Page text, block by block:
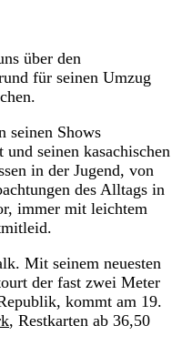
über den
für seinen Umzug
seinen Shows
seinen kasachischen
in der Jugend, von
des Alltags in
immer mit leichtem
Mit seinem neuesten
der fast zwei Meter
kommt am 19.
, Restkarten ab 36,50